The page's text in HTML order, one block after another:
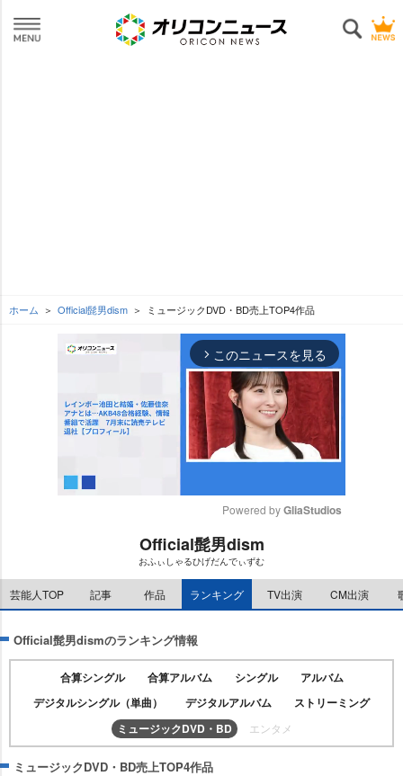
ホーム Official髭男dism ミュージックDVD・BD売上TOP4作品
arrow_forward_ios このニュースを見る
t
e
Powered by GliaStudios
Official髭男dism
おふぃしゃるひげだんでぃずむ
芸能人TOP 記事 作品 ランキング TV出演 CM出演
Official髭男dismのランキング情報
合算シングル 合算アルバム シングル
アルバム
デジタルシングル（単曲）
デジタルアルバム
ストリーミング
ミュージックDVD・BD
エンタメ
ミュージックDVD・BD売上TOP4作品